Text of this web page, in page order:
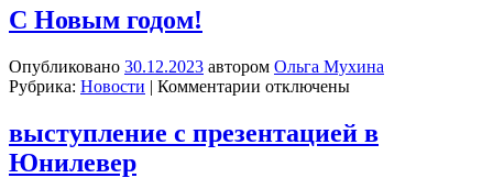
С Новым годом!
Опубликовано 30.12.2023 автором Ольга Мухина
Рубрика: Новости | Комментарии к
Новым
отключены
выступление с презентацией в
Юнилевер